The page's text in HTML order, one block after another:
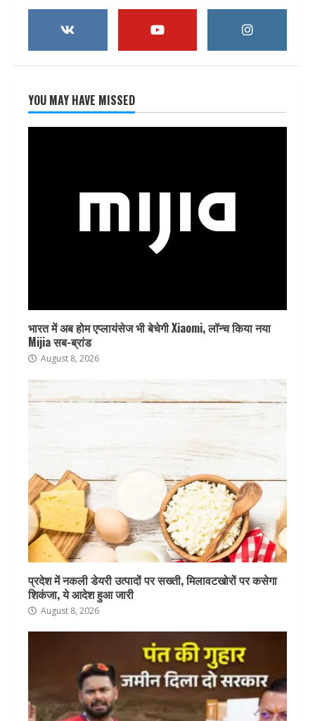
YOU MAY HAVE MISSED
भारत में अब होम एप्लायंसेज भी बेचेगी Xiaomi, लॉन्च किया नया
Mijia सब-ब्रांड
August 8, 2026
प्रदेश में नकली डेयरी उत्पादों पर सख्ती, मिलावटखोरों पर कसेगा
शिकंजा, ये आदेश हुआ जारी
August 8, 2026